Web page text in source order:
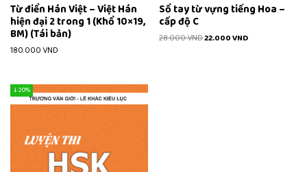
Từ điển Hán Việt – Việt Hán
hiện đại 2 trong 1 (Khổ 10×19,
BM) (Tái bản)
180.000 VND
Sổ tay từ vựng tiếng Hoa –
cấp độ C
28.000VND22.000VND
↓ 20%